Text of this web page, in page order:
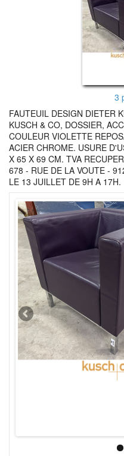
3
FAUTEUIL DESIGN DIETER
KUSCH & CO, DOSSIER,
COULEUR VIOLETTE
ACIER CHROME. USURE
X 65 X 69 CM. TVA
678 - RUE DE LA VOUTE -
LE 13 JUILLET DE 9H A 17H.